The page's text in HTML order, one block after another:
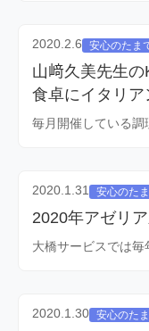
2020.2.6 安心のたま
山﨑久美先生
食卓にイタリア
毎月開催している調
2020.1.31 安心のた
2020年アゼリ
大橋サービスでは
2020.1.30 安心のた